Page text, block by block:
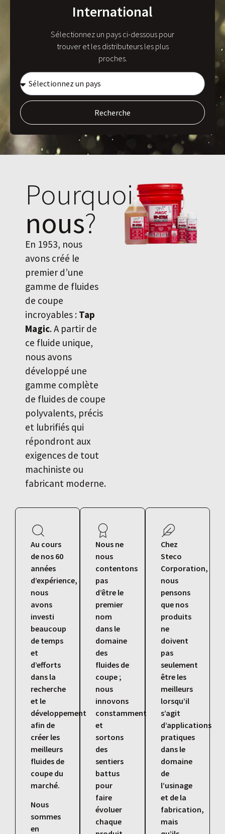
International
Sélectionnez un pays ci-dessous pour
trouver et les distributeurs les plus
proches.
Recherche
Pourquoi
nous?
En 1953, nous
avons créé le
premier d’une
gamme de fluides
de coupe
incroyables : Tap
Magic. A partir de
ce fluide unique,
nous avons
développé une
gamme complète
de fluides de coupe
polyvalents, précis
et lubrifiés qui
répondront aux
exigences de tout
machiniste ou
fabricant moderne.
Au cours
de nos 60
années
d’expérience,
nous
avons
investi
beaucoup
de temps
et
d’efforts
dans la
recherche
et le
développement
afin de
créer les
meilleurs
fluides de
coupe du
marché.
Nous
sommes
en
Nous ne
nous
contentons
pas
d’être le
premier
nom
dans le
domaine
des
fluides de
coupe ;
nous
innovons
constamment
et
sortons
des
sentiers
battus
pour
faire
évoluer
chaque
Chez
Steco
Corporation,
nous
pensons
que nos
produits
ne
doivent
pas
seulement
être les
meilleurs
lorsqu’il
s’agit
d’applications
pratiques
dans le
domaine
de
l’usinage
et de la
fabrication,
mais